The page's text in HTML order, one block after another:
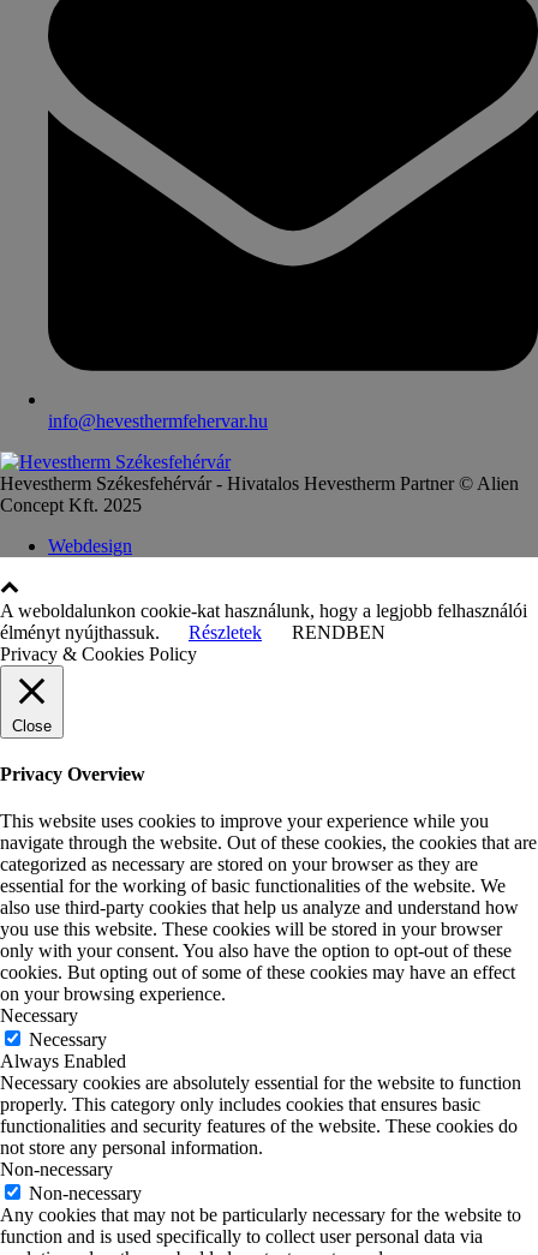
info@hevesthermfehervar.hu
Hevestherm Székesfehérvár - Hivatalos Hevestherm Partner © Alien
Concept Kft. 2025
Webdesign
A weboldalunkon cookie-kat használunk, hogy a legjobb felhasználói
élményt nyújthassuk.
Részletek
RENDBEN
Privacy & Cookies Policy
Close
Privacy Overview
This website uses cookies to improve your experience while you
navigate through the website. Out of these cookies, the cookies that are
categorized as necessary are stored on your browser as they are
essential for the working of basic functionalities of the website. We
also use third-party cookies that help us analyze and understand how
you use this website. These cookies will be stored in your browser
only with your consent. You also have the option to opt-out of these
cookies. But opting out of some of these cookies may have an effect
on your browsing experience.
Necessary
Necessary
Always Enabled
Necessary cookies are absolutely essential for the website to function
properly. This category only includes cookies that ensures basic
functionalities and security features of the website. These cookies do
not store any personal information.
Non-necessary
Non-necessary
Any cookies that may not be particularly necessary for the website to
function and is used specifically to collect user personal data via